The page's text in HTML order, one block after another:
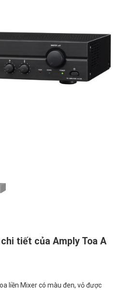
tiết của Amply Toa A
liền Mixer có màu đen, vỏ được